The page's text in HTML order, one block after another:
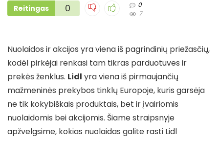
Reitingas 0
0
7
Nuolaidos ir akcijos yra viena iš pagrindinių priežasčių,
kodėl pirkėjai renkasi tam tikras parduotuves ir
prekės ženklus. Lidl yra viena iš pirmaujančių
mažmeninės prekybos tinklų Europoje, kuris garsėja
ne tik kokybiškais produktais, bet ir įvairiomis
nuolaidomis bei akcijomis. Šiame straipsnyje
apžvelgsime, kokias nuolaidas galite rasti Lidl